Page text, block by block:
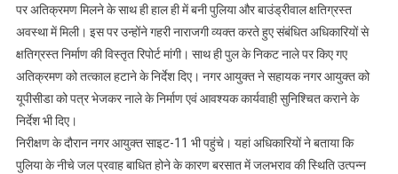
पर अतिक्रमण मिलने के साथ ही हाल ही में बनी पुलिया और बाउंड्रीवाल क्षतिग्रस्त
अवस्था में मिली। इस पर उन्होंने गहरी नाराजगी व्यक्त करते हुए संबंधित अधिकारियों से
क्षतिग्रस्त निर्माण की विस्तृत रिपोर्ट मांगी। साथ ही पुल के निकट नाले पर किए गए
अतिक्रमण को तत्काल हटाने के निर्देश दिए। नगर आयुक्त ने सहायक नगर आयुक्त को
यूपीसीडा को पत्र भेजकर नाले के निर्माण एवं आवश्यक कार्यवाही सुनिश्चित कराने के
निर्देश भी दिए।
निरीक्षण के दौरान नगर आयुक्त साइट-11 भी पहुंचे। यहां अधिकारियों ने बताया कि
पुलिया के नीचे जल प्रवाह बाधित होने के कारण बरसात में जलभराव की स्थिति उत्पन्न